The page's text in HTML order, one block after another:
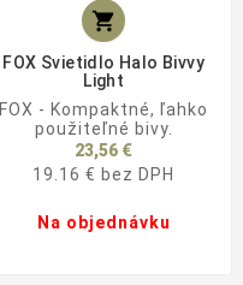

FOX Svietidlo Halo Bivvy
Light
FOX - Kompaktné, ľahko
použiteľné bivy.
23,56 €
19.16 € bez DPH
Na objednávku